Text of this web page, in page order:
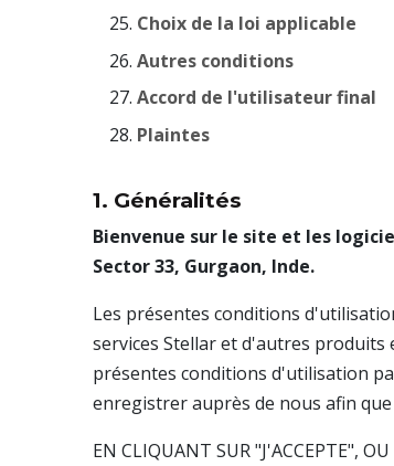
Choix de la loi applicable
Autres conditions
Accord de l'utilisateur final
Plaintes
1. Généralités
Bienvenue sur le site et les
Sector 33, Gurgaon, Inde.
Les présentes conditions
services Stellar et d'autres produits
présentes conditions d'utilisation
enregistrer auprès de nous afin
EN CLIQUANT SUR "J'ACCEPTE",